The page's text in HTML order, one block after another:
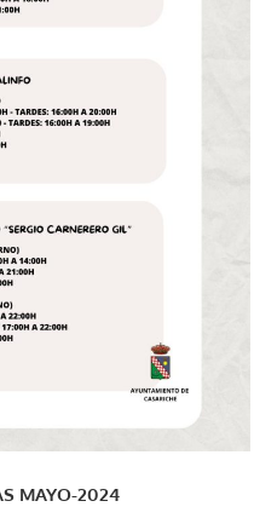
MAYO-2024